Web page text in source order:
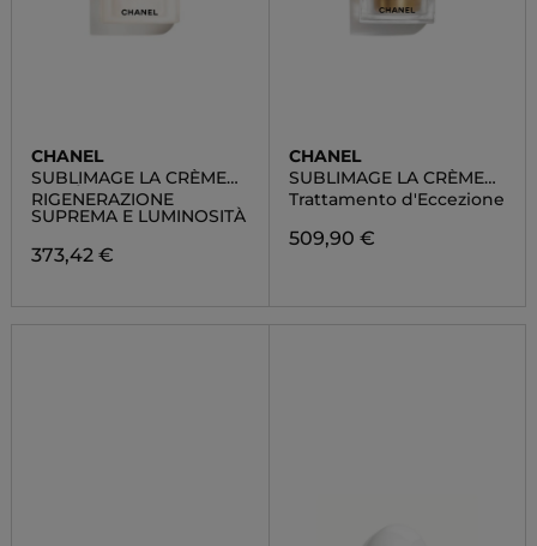
CHANEL
SUBLIMAGE LA CRÈME
LUMIÈRE
RIGENERAZIONE
SUPREMA E LUMINOSITÀ
373,42 €
CHANEL
SUBLIMAGE LA CRÈME
TEXTURE UNIVERSELLE
Trattamento d'Eccezione
509,90 €